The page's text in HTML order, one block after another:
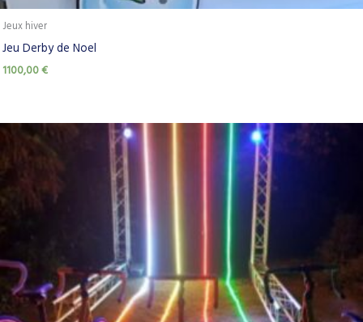
Jeux hiver
Jeu Derby de Noel
1100,00€